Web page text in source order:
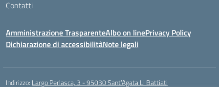
Contatti
Amministrazione TrasparenteAlbo on linePrivacy Policy
Dichiarazione di accessibilitàNote legali
Indirizzo: Largo Perlasca, 3 - 95030 Sant’Agata Li Battiati